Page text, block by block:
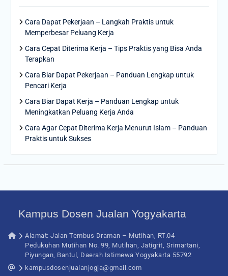
Cara Dapat Pekerjaan – Langkah Praktis untuk
Memperbesar Peluang Kerja
Cara Cepat Diterima Kerja – Tips Praktis yang Bisa Anda
Terapkan
Cara Biar Dapat Pekerjaan – Panduan Lengkap untuk
Pencari Kerja
Cara Biar Dapat Kerja – Panduan Lengkap untuk
Meningkatkan Peluang Kerja Anda
Cara Agar Cepat Diterima Kerja Menurut Islam – Panduan
Praktis untuk Sukses
Kampus Dosen Jualan Yogyakarta
Alamat: Jalan Tembus Draman – Mutihan, RT.04
Pedukuhan Mutihan No. 99, Mutihan, Jatigrit, Srimartani,
Piyungan, Bantul, Daerah Istimewa Yogyakarta 55792
kampusdosenjualanjogja@gmail.com